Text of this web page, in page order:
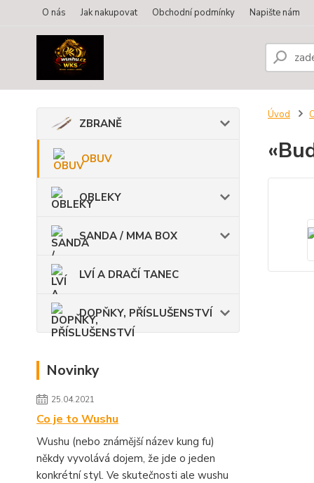
O nás Jak nakupovat Obchodní podmínky Napište nám
ZBRANĚ
OBUV
OBLEKY
SANDA / MMA BOX
LVÍ A DRAČÍ TANEC
DOPŇKY, PŘÍSLUŠENSTVÍ
Novinky
25.04.2021
Co je to Wushu
Wushu (nebo známější název kung fu)
někdy vyvolává dojem, že jde o jeden
konkrétní styl. Ve skutečnosti ale wushu
Úvod